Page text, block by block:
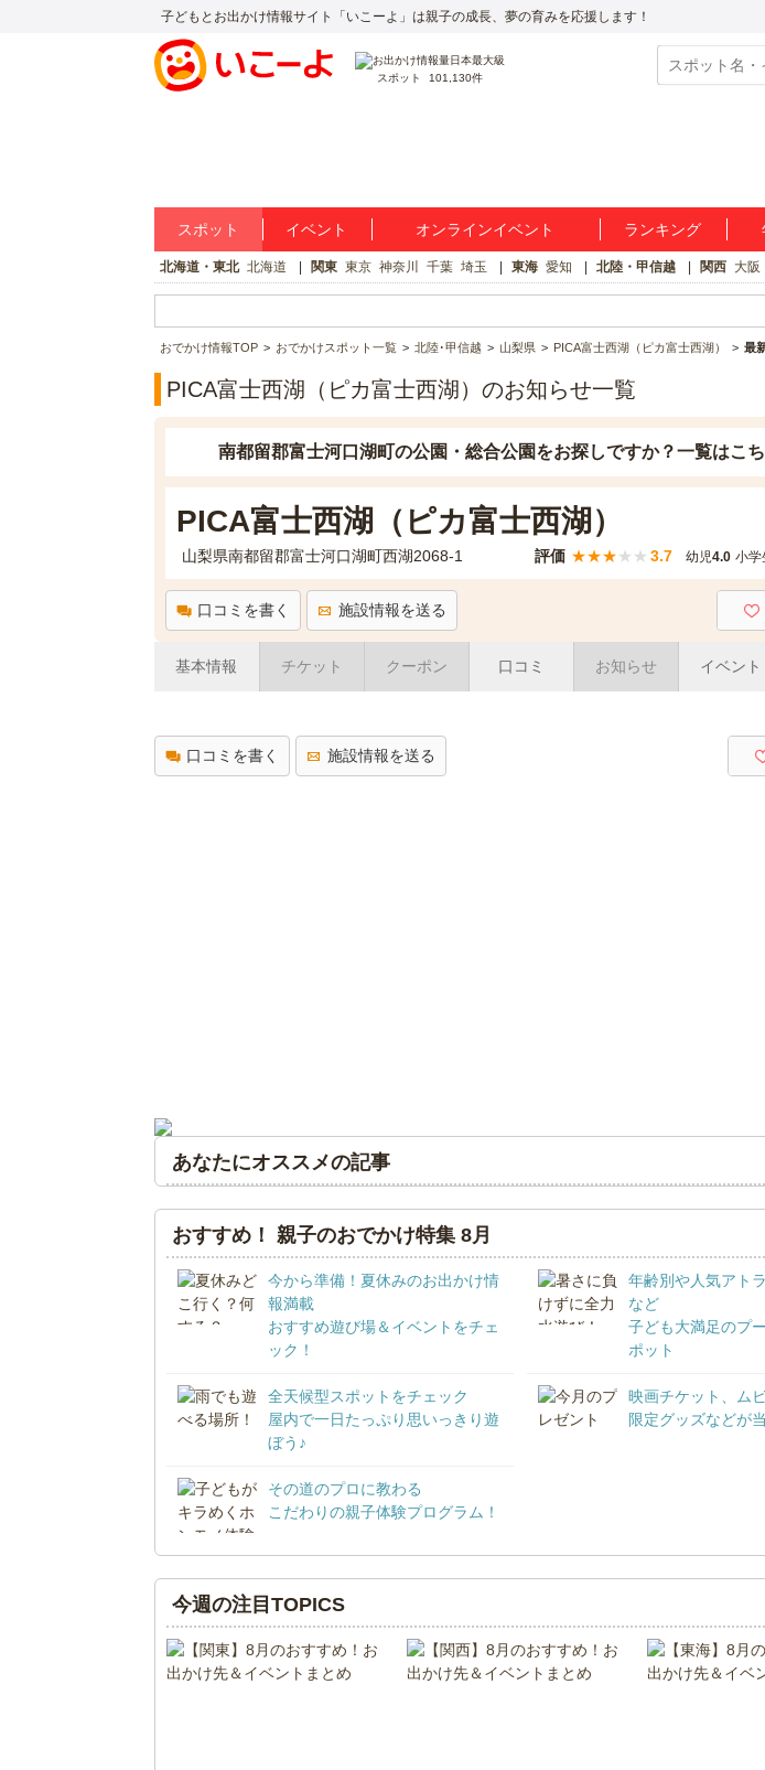
子どもとお出かけ情報サイト「いこーよ」は親子の成長、夢の育みを応援します！
スポット 101,130件
スポット イベント オンラインイベント ランキング
北海道・東北 北海道 関東 東京 神奈川 千葉 埼玉 東海 愛知 北陸・甲信越 関西 大阪
おでかけ情報TOP おでかけスポット一覧 北陸･甲信越 山梨県 PICA富士西湖（ピカ富士西湖） 最
PICA富士西湖（ピカ富士西湖）のお知らせ一覧
南都留郡富士河口湖町の公園・総合公園をお探しですか？一覧はこ
PICA富士西湖（ピカ富士西湖）
山梨県南都留郡富士河口湖町西湖2068-1 評価 ★★★★ ★ 3.7 幼児4.0 小学
口コミを書く 施設情報を送る
基本情報 チケット クーポン 口コミ お知らせ イベント
口コミを書く 施設情報を送る
あなたにオススメの記事
おすすめ！ 親子のおでかけ特集 8月
今から準備！夏休みのお出かけ情
報満載
おすすめ遊び場＆イベントをチェ
ック！
年齢別や人気アト
など
子ども大満足のプ
ポット
全天候型スポットをチェック
屋内で一日たっぷり思いっきり遊
ぼう♪
映画チケット、ム
限定グッズなどが
その道のプロに教わる
こだわりの親子体験プログラム！
今週の注目TOPICS